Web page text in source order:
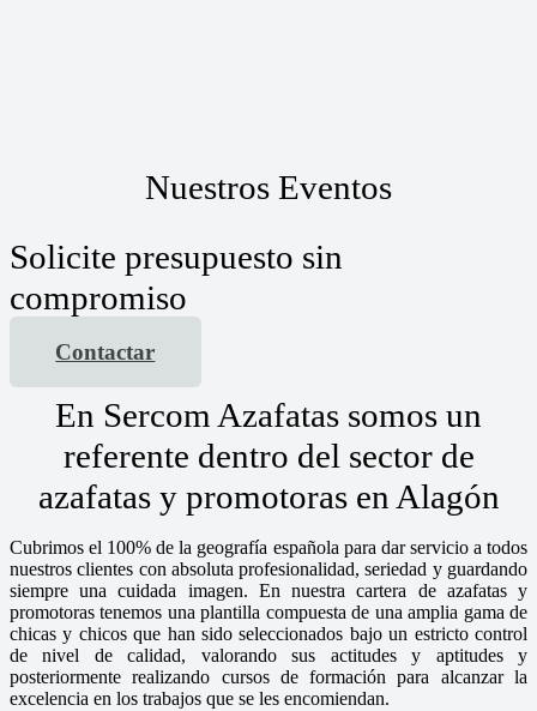
Nuestros Eventos
Solicite presupuesto sin
compromiso
Contactar
En Sercom Azafatas somos un
referente dentro del sector de
azafatas y promotoras en Alagón
Cubrimos el 100% de la geografía española para dar servicio a todos
nuestros clientes con absoluta profesionalidad, seriedad y guardando
siempre una cuidada imagen. En nuestra cartera de azafatas y
promotoras tenemos una plantilla compuesta de una amplia gama de
chicas y chicos que han sido seleccionados bajo un estricto control
de nivel de calidad, valorando sus actitudes y aptitudes y
posteriormente realizando cursos de formación para alcanzar la
excelencia en los trabajos que se les encomiendan.